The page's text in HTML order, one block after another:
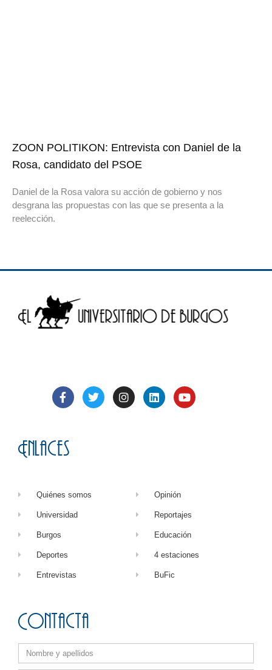
ZOON POLITIKON: Entrevista con Daniel de la
Rosa, candidato del PSOE
Daniel de la Rosa valora su acción de gobierno y nos
desgrana las propuestas con las que se presenta a la
reelección.
Enlaces
Quiénes somos
Universidad
Burgos
Deportes
Entrevistas
Opinión
Reportajes
Educación
4 estaciones
BuFic
Contacta